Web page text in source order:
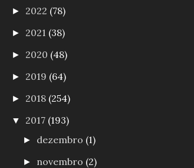
► 2022 (78)
► 2021 (38)
► 2020 (48)
► 2019 (64)
► 2018 (254)
▼ 2017 (193)
► dezembro (1)
► novembro (2)